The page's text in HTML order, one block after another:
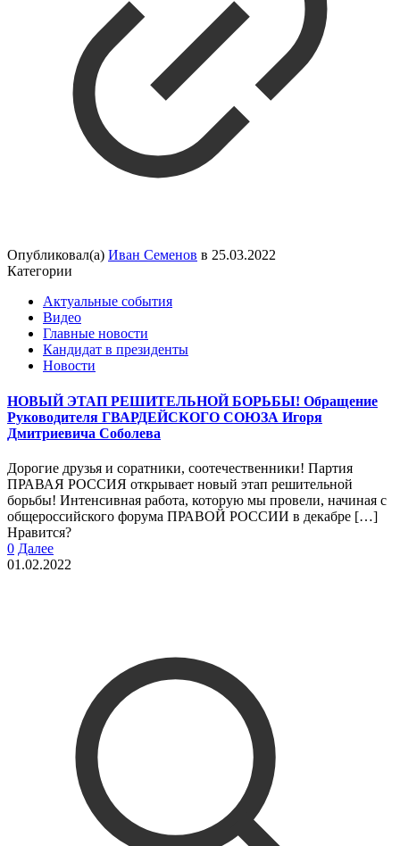
Опубликовал(а) Иван Семенов в 25.03.2022
Категории
Актуальные события
Видео
Главные новости
Кандидат в президенты
Новости
НОВЫЙ ЭТАП РЕШИТЕЛЬНОЙ БОРЬБЫ! Обращение
Руководителя ГВАРДЕЙСКОГО СОЮЗА Игоря
Дмитриевича Соболева
Дорогие друзья и соратники, соотечественники! Партия
ПРАВАЯ РОССИЯ открывает новый этап решительной
борьбы! Интенсивная работа, которую мы провели, начиная с
общероссийского форума ПРАВОЙ РОССИИ в декабре […]
Нравится?
0 Далее
01.02.2022